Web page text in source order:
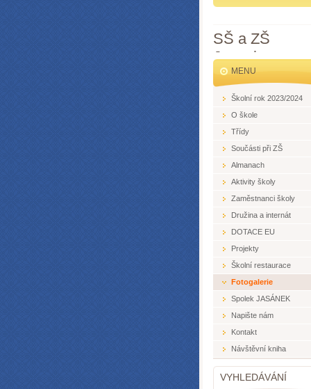
SŠ a ZŠ
Jesenice
MENU
Školní rok 2023/2024
O škole
Třídy
Součásti při ZŠ
Almanach
Aktivity školy
Zaměstnanci školy
Družina a internát
DOTACE EU
Projekty
Školní restaurace
Fotogalerie
Spolek JASÁNEK
Napište nám
Kontakt
Návštěvní kniha
VYHLEDÁVÁNÍ